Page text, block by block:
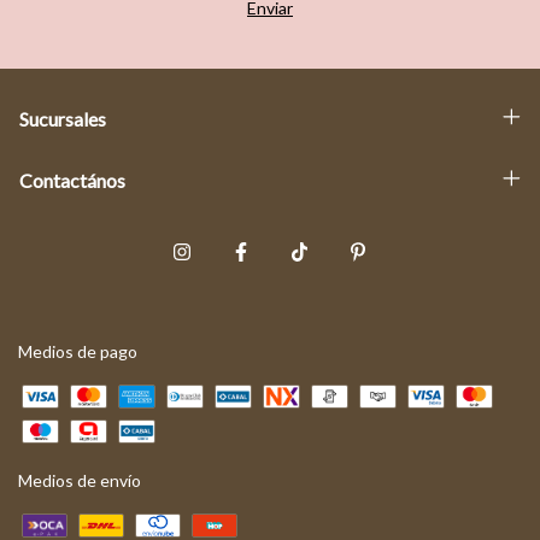
Sucursales
Contactános
Medios de pago
Medios de envío